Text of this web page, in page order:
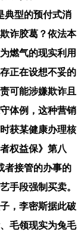
典型的预付式消
诈胶葛？依法本
燃气的现实利用
正在设想不妥的
可能涉嫌欺诈且
体例，这种营销
获某健康办理核
权益保》第八
者接管的办事的
手段强制买卖。
，李密斯据此破
毛领现实为兔毛